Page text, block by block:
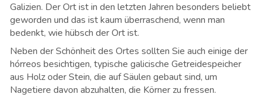
Galizien. Der Ort ist in den letzten Jahren besonders beliebt
geworden und das ist kaum überraschend, wenn man
bedenkt, wie hübsch der Ort ist.
Neben der Schönheit des Ortes sollten Sie auch einige der
hórreos besichtigen, typische galicische Getreidespeicher
aus Holz oder Stein, die auf Säulen gebaut sind, um
Nagetiere davon abzuhalten, die Körner zu fressen.